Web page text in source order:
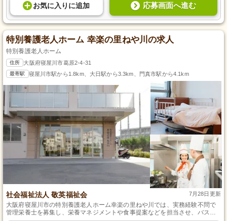
お気に入り に追加 応募画面へ進む
特別養護老人ホーム 幸楽の里ねや川の求人
特別養護老人ホーム
住所 大阪府寝屋川市葛原2-4-31
最寄駅 寝屋川市駅から1.8km、大日駅から3.3km、門真市駅から4.1km
社会福祉法人 敬英福祉会 7月28日更新
大阪府寝屋川市の特別養護老人ホーム幸楽の里ねや川では、実務経験不問で
管理栄養士を募集し、栄養マネジメントや食事提案などを担当させ、バス停